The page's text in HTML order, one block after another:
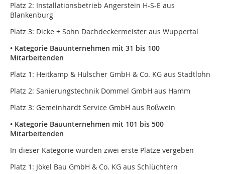
Platz 2: Installationsbetrieb Angerstein H-S-E aus
Blankenburg
Platz 3: Dicke + Sohn Dachdeckermeister aus Wuppertal
• Kategorie Bauunternehmen mit 31 bis 100
Mitarbeitenden
Platz 1: Heitkamp & Hülscher GmbH & Co. KG aus Stadtlohn
Platz 2: Sanierungstechnik Dommel GmbH aus Hamm
Platz 3: Gemeinhardt Service GmbH aus Roßwein
• Kategorie Bauunternehmen mit 101 bis 500
Mitarbeitenden
In dieser Kategorie wurden zwei erste Plätze vergeben
Platz 1: Jökel Bau GmbH & Co. KG aus Schlüchtern